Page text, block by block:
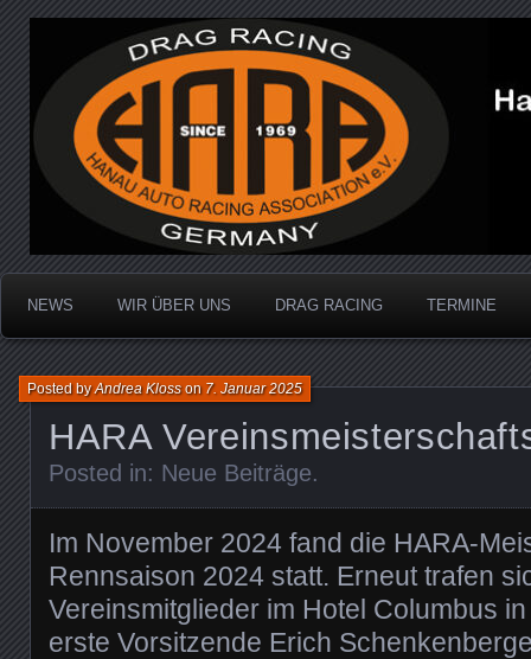
Hanau Auto Racing
Dragracing auf der 1/4 Meile
NEWS WIR ÜBER UNS DRAG RACING TERMINE
HARA
Posted byAndrea Klosson 7. Januar 2025
Posted in: Neue Beiträge.
Im November 2024 fand die HARA-
Rennsaison 2024 statt. Erneut trafen
Vereinsmitglieder im Hotel Columbus
erste Vorsitzende Erich